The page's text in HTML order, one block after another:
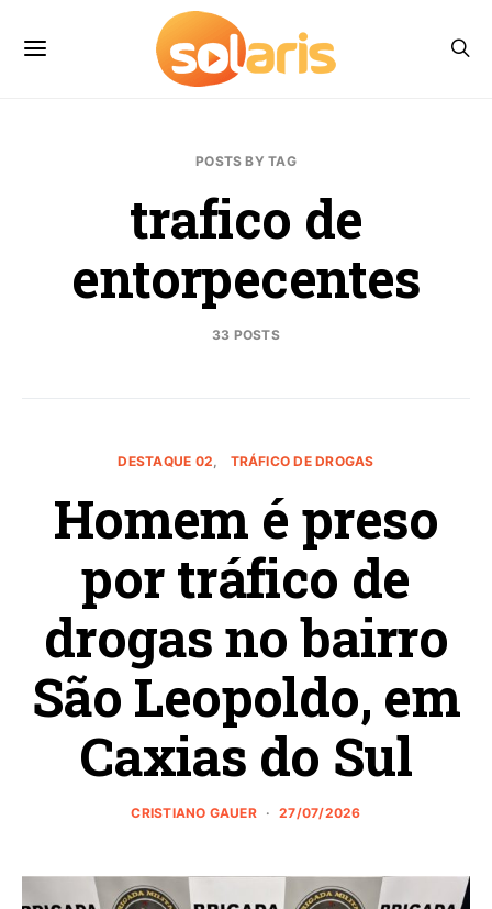
POSTS BY TAG
trafico de
entorpecentes
33 POSTS
DESTAQUE 02 TRÁFICO DE DROGAS
Homem é preso
por tráfico de
drogas no bairro
São Leopoldo, em
Caxias do Sul
CRISTIANO GAUER 27/07/2026